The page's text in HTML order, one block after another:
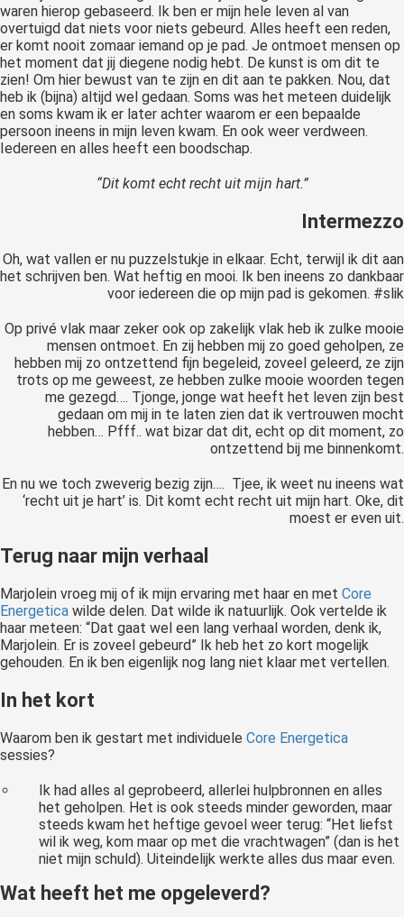
waren hierop gebaseerd. Ik ben er mijn hele leven al van
overtuigd dat niets voor niets gebeurd. Alles heeft een reden,
er komt nooit zomaar iemand op je pad. Je ontmoet mensen op
het moment dat jij diegene nodig hebt. De kunst is om dit te
zien! Om hier bewust van te zijn en dit aan te pakken. Nou, dat
heb ik (bijna) altijd wel gedaan. Soms was het meteen duidelijk
en soms kwam ik er later achter waarom er een bepaalde
persoon ineens in mijn leven kwam. En ook weer verdween.
Iedereen en alles heeft een boodschap.
“Dit komt echt recht uit mijn hart.”
Intermezzo
Oh, wat vallen er nu puzzelstukje in elkaar. Echt, terwijl ik dit aan
het schrijven ben. Wat heftig en mooi. Ik ben ineens zo dankbaar
voor iedereen die op mijn pad is gekomen. #slik
Op privé vlak maar zeker ook op zakelijk vlak heb ik zulke mooie
mensen ontmoet. En zij hebben mij zo goed geholpen, ze
hebben mij zo ontzettend fijn begeleid, zoveel geleerd, ze zijn
trots op me geweest, ze hebben zulke mooie woorden tegen
me gezegd…. Tjonge, jonge wat heeft het leven zijn best
gedaan om mij in te laten zien dat ik vertrouwen mocht
hebben… Pfff.. wat bizar dat dit, echt op dit moment, zo
ontzettend bij me binnenkomt.
En nu we toch zweverig bezig zijn…. Tjee, ik weet nu ineens wat
‘recht uit je hart’ is. Dit komt echt recht uit mijn hart. Oke, dit
moest er even uit.
Terug naar mijn verhaal
Marjolein vroeg mij of ik mijn ervaring met haar en met Core
Energetica wilde delen. Dat wilde ik natuurlijk. Ook vertelde ik
haar meteen: “Dat gaat wel een lang verhaal worden, denk ik,
Marjolein. Er is zoveel gebeurd” Ik heb het zo kort mogelijk
gehouden. En ik ben eigenlijk nog lang niet klaar met vertellen.
In het kort
Waarom ben ik gestart met individuele Core Energetica
sessies?
Ik had alles al geprobeerd, allerlei hulpbronnen en alles
het geholpen. Het is ook steeds minder geworden, maar
steeds kwam het heftige gevoel weer terug: “Het liefst
wil ik weg, kom maar op met die vrachtwagen” (dan is het
niet mijn schuld). Uiteindelijk werkte alles dus maar even.
Wat heeft het me opgeleverd?